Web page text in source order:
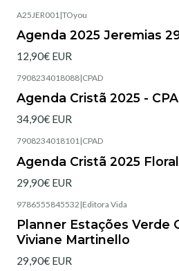
A25JER001 |TOyou
Agenda 2025 Jeremias
12,90€ EUR
7908234018088|CPAD
Agenda Cristã 2025 -
34,90€ EUR
7908234018101|CPAD
Agenda Cristã 2025
29,90€ EUR
9786555845532 |Editora Vida
Planner Estações Verde
Viviane Martinello
29,90€ EUR